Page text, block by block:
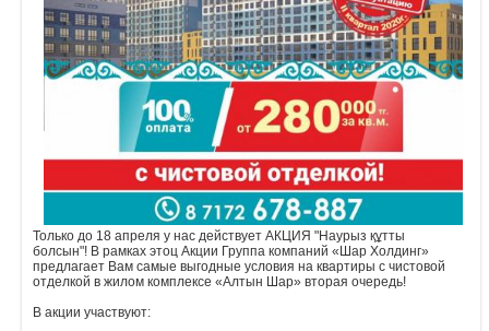
Только до 18 апреля у нас действует АКЦИЯ "Наурыз құтты
болсын"! В рамках этоц Акции Группа компаний «Шар Холдинг»
предлагает Вам самые выгодные условия на квартиры с чистовой
отделкой в жилом комплексе «Алтын Шар» вторая очередь!
В акции участвуют: